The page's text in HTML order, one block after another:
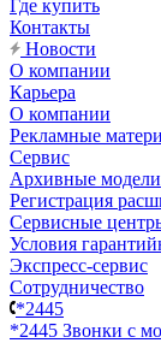
Где купить
Контакты
Новости
О компании
Карьера
О компании
Рекламные
Сервис
Архивные модели
Регистрация
Сервисные
Условия
Экспресс-сервис
Сотрудничество
*2445
*2445 Звонки с